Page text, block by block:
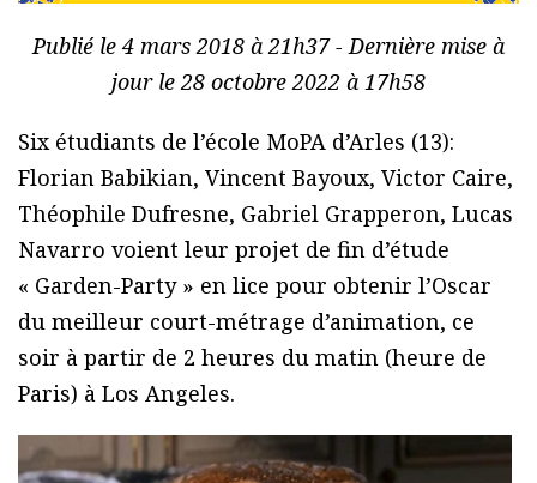
Publié le 4 mars 2018 à 21h37 - Dernière mise à
jour le 28 octobre 2022 à 17h58
Six étudiants de l’école MoPA d’Arles (13):
Florian Babikian, Vincent Bayoux, Victor Caire,
Théophile Dufresne, Gabriel Grapperon, Lucas
Navarro voient leur projet de fin d’étude
« Garden-Party » en lice pour obtenir l’Oscar
du meilleur court-métrage d’animation, ce
soir à partir de 2 heures du matin (heure de
Paris) à Los Angeles.